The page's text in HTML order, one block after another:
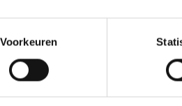
Voorkeuren